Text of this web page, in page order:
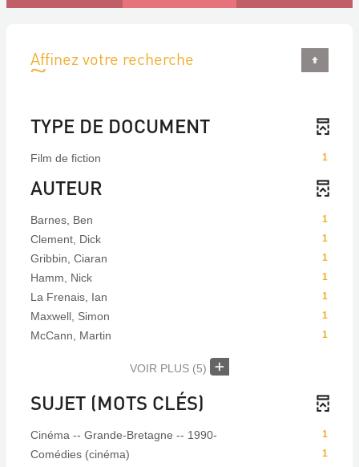
Affinez votre recherche
TYPE DE DOCUMENT
1
Film de fiction
AUTEUR
1
Barnes, Ben
1
Clement, Dick
1
Gribbin, Ciaran
1
Hamm, Nick
1
La Frenais, Ian
1
Maxwell, Simon
1
McCann, Martin
VOIR PLUS (5)
SUJET (MOTS CLÉS)
1
Cinéma -- Grande-Bretagne -- 1990-
1
Comédies (cinéma)